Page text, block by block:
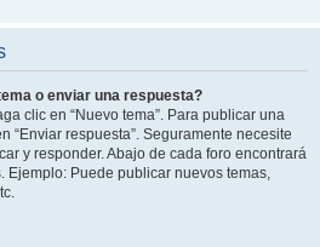
o enviar una respuesta?
clic en “Nuevo tema”. Para publicar una
“Enviar respuesta”. Seguramente necesite
y responder. Abajo de cada foro encontrará
Ejemplo: Puede publicar nuevos temas,